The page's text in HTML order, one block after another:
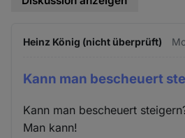
Heinz König (nicht überprüft)
Kann man bescheuert
Kann man bescheuert
Man kann!